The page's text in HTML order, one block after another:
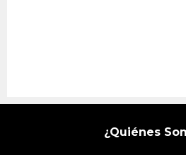
¿Quiénes